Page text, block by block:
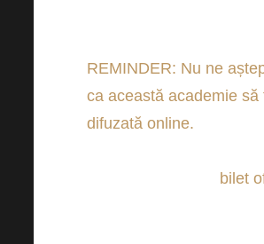
REMINDER: Nu ne
ca această academie să
difuzată online.
bilet